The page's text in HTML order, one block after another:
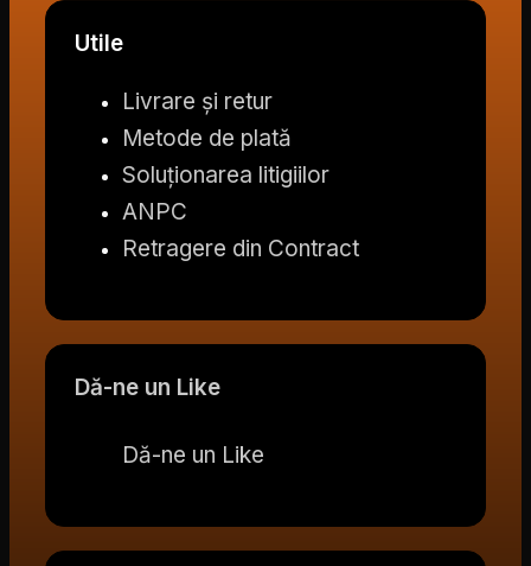
Utile
Livrare și retur
Metode de plată
Soluționarea litigiilor
ANPC
Retragere din Contract
Dă-ne un Like
Dă-ne un Like